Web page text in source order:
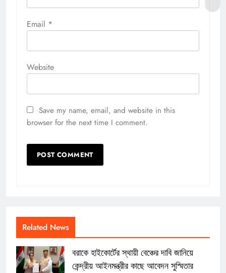
Email *
Website
Save my name, email, and website in this
browser for the next time I comment.
Related News
বরাকে হাইকোর্টের স্থায়ী বেঞ্চের দাবি জানিয়ে
কেন্দ্রীয় আইনমন্ত্রীর কাছে আবেদন সুস্মিতার